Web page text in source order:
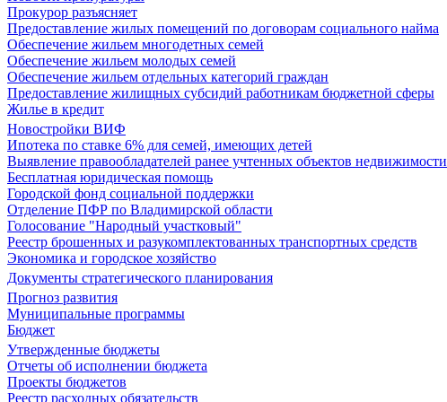
Прокурор разъясняет
Предоставление жилых помещений по договорам социального найма
Обеспечение жильем многодетных семей
Обеспечение жильем молодых семей
Обеспечение жильем отдельных категорий граждан
Предоставление жилищных субсидий работникам бюджетной сферы
Жилье в кредит
Новостройки ВИФ
Ипотека по ставке 6% для семей, имеющих детей
Выявление правообладателей ранее учтенных объектов недвижимости
Бесплатная юридическая помощь
Городской фонд социальной поддержки
Отделение ПФР по Владимирской области
Голосование "Народный участковый"
Реестр брошенных и разукомплектованных транспортных средств
Экономика и городское хозяйство
Документы стратегического планирования
Прогноз развития
Муниципальные программы
Бюджет
Утвержденные бюджеты
Отчеты об исполнении бюджета
Проекты бюджетов
Реестр расходных обязательств